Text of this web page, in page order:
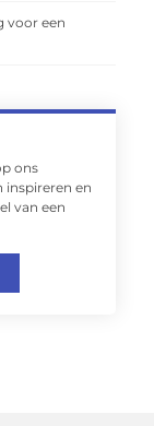
voor een
ons
inspireren en
van een